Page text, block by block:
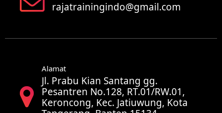
rajatrainingindo@gmail.com
Alamat
Jl. Prabu Kian Santang gg.
Pesantren No.128, RT.01/RW.01,
Keroncong, Kec. Jatiuwung, Kota